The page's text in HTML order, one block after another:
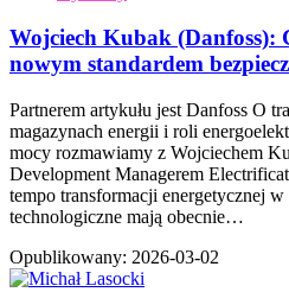
Wojciech Kubak (Danfoss):
nowym standardem
Partnerem artykułu jest Danfoss O
magazynach energii i roli
mocy rozmawiamy z Wojciechem
Development Managerem
tempo transformacji energetycznej
technologiczne mają obecnie…
Opublikowany: 2026-03-02